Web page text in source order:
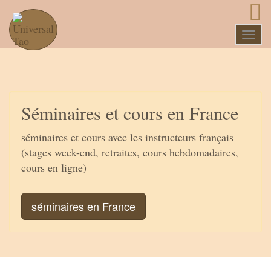
Séminaires et cours en France
séminaires et cours avec les instructeurs français
(stages week-end, retraites, cours hebdomadaires,
cours en ligne)
séminaires en France